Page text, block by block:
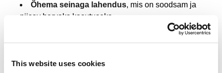
This website uses cookies
Õhema seinaga lahendus, mis on soodsam ja
piisav harvaks kasutuseks.
tehakse sageli remonti või muudatusi etapiviisiliselt.